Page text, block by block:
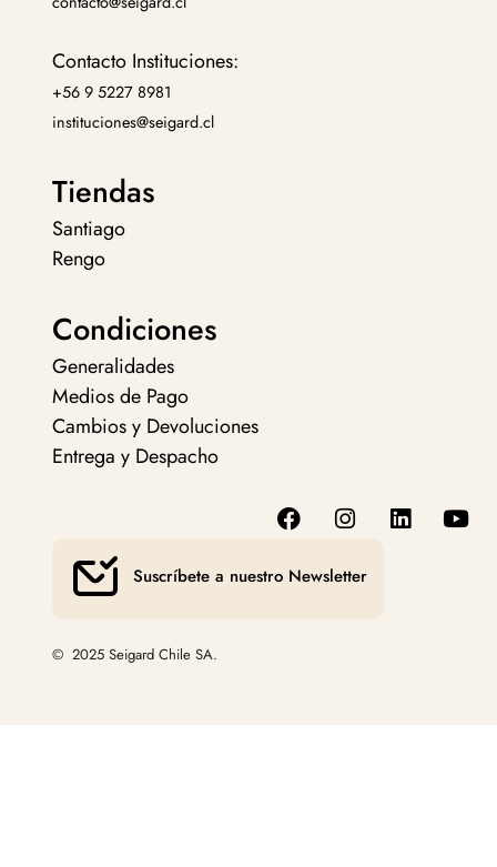
Contacto Instituciones:
+56 9 5227 8981
instituciones@seigard.cl
Tiendas
Santiago
Rengo
Condiciones
Generalidades
Medios de Pago
Cambios y Devoluciones
Entrega y Despacho
Suscríbete a nuestro Newsletter
© 2025 Seigard Chile SA.